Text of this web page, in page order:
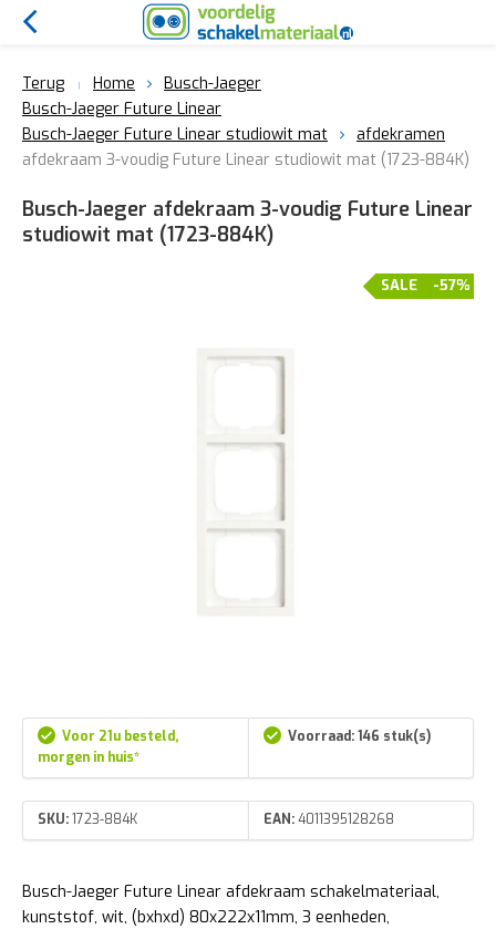
Terug Home
Busch-Jaeger
Busch-Jaeger Future Linear
Busch-Jaeger Future Linear studiowit mat
afdekramen
afdekraam 3-voudig Future Linear studiowit mat (1723-884K)
Busch-Jaeger afdekraam 3-voudig Future Linear
studiowit mat (1723-884K)
-57%
SALE
Voor 21u besteld,
morgen in huis*
Voorraad: 146 stuk(s)
SKU:1723-884K EAN:4011395128268
Busch-Jaeger Future Linear afdekraam schakelmateriaal,
kunststof, wit, (bxhxd) 80x222x11mm, 3 eenheden,